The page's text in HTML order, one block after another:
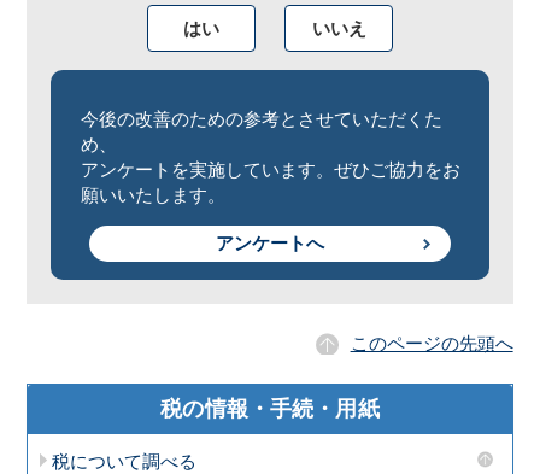
はい いいえ
今後の改善のための参考とさせていただくた
め、
アンケートを実施しています。ぜひご協力をお
願いいたします。
アンケートへ
このページの先頭へ
税の情報・手続・用紙
税について調べる